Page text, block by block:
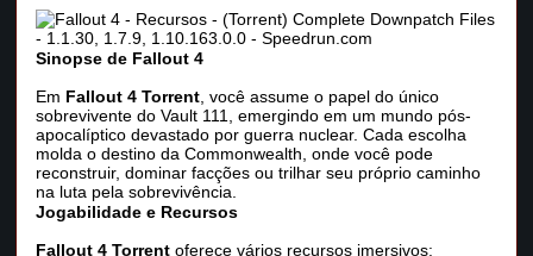
Sinopse de Fallout 4
Em Fallout 4 Torrent , você assume o papel do único
sobrevivente do Vault 111, emergindo em um mundo pós-
apocalíptico devastado por guerra nuclear. Cada escolha
molda o destino da Commonwealth, onde você pode
reconstruir, dominar facções ou trilhar seu próprio caminho
na luta pela sobrevivência.
Jogabilidade e Recursos
Fallout 4 Torrent oferece vários recursos imersivos: